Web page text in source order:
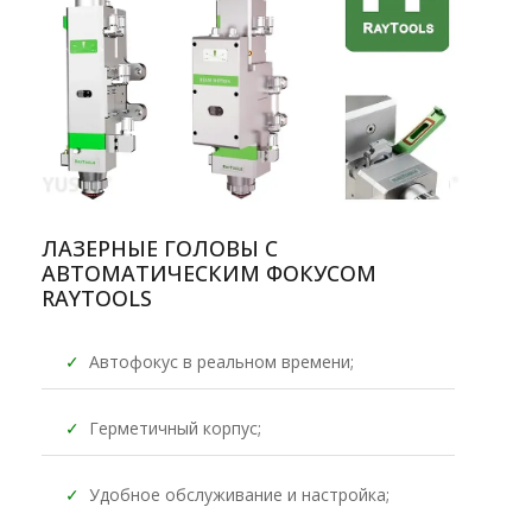
ЛАЗЕРНЫЕ ГОЛОВЫ С
АВТОМАТИЧЕСКИМ ФОКУСОМ
RAYTOOLS
✓ Автофокус в реальном времени;
✓ Герметичный корпус;
✓ Удобное обслуживание и настройка;